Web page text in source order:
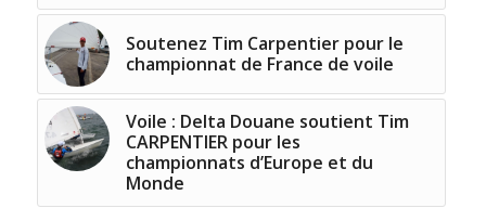
Soutenez Tim Carpentier pour le
championnat de France de voile
Voile : Delta Douane soutient Tim
CARPENTIER pour les
championnats d’Europe et du
Monde